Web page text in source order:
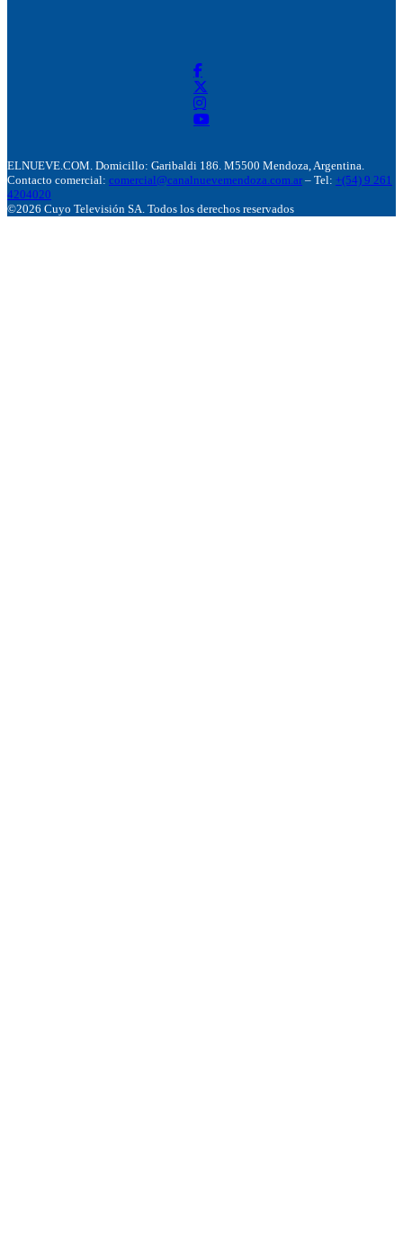
ELNUEVE.COM. Domicillo: Garibaldi 186. M5500 Mendoza, Argentina.
Contacto comercial: comercial@canalnuevemendoza.com.ar – Tel: +(54) 9 261
4204020
©2026 Cuyo Televisión SA. Todos los derechos reservados